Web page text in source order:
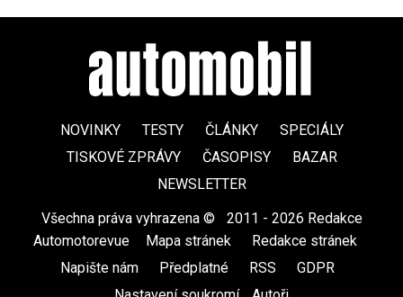
NOVINKY TESTY ČLÁNKY
SPECIÁLY
TISKOVÉ ZPRÁVY
ČASOPISY
BAZAR
NEWSLETTER
Všechna práva vyhrazena ©
2011 - 2026 Redakce
Automotorevue
Mapa stránek Redakce stránek
Napište nám
Předplatné RSS GDPR